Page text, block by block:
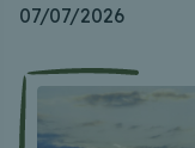
07/07/2026